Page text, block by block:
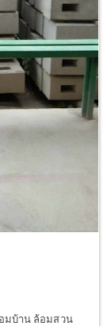
มบ้าน ล้อมสวน